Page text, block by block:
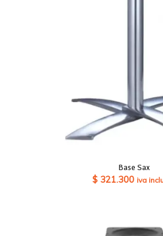
Base Sax
$ 321.300 iva